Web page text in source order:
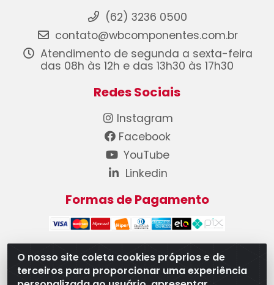
O nosso site coleta cookies próprios e de
terceiros para proporcionar uma experiência
(62) 3236 0500
contato@wbcomponentes.com.br
Atendimento de segunda a sexta-feira
das 08h às 12h e das 13h30 às 17h30
Redes Sociais
Instagram
Facebook
YouTube
Linkedin
Formas de Pagamento
WB Componentes Automotivos LTDA - CNPJ